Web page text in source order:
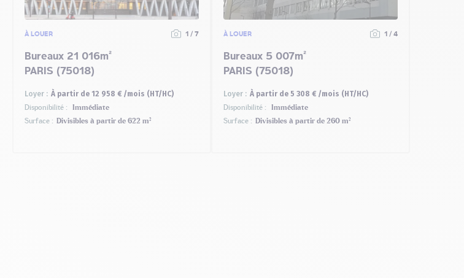
À LOUER 1 / 7
Bureaux 21 016m²
PARIS (75018)
Loyer : À partir de 12 958 € /mois (HT/HC)
Disponibilité :
Immédiate
Surface :
Divisibles à partir de 622 m²
À LOUER 1 / 4
Bureaux 5 007m²
PARIS (75018)
Loyer : À partir de 5 308 € /mois (HT/HC)
Disponibilité :
Immédiate
Surface :
Divisibles à partir de 260 m²